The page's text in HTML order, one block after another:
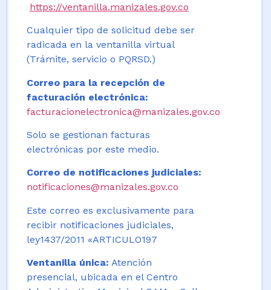
https://ventanilla.manizales.gov.co
Cualquier tipo de solicitud debe ser
radicada en la ventanilla virtual
(Trámite, servicio o PQRSD.)
Correo para la recepción de
facturación electrónica:
facturacionelectronica@manizales.gov.co
Solo se gestionan facturas
electrónicas por este medio.
Correo de notificaciones judiciales:
notificaciones@manizales.gov.co
Este correo es exclusivamente para
recibir notificaciones judiciales,
ley1437/2011 «ARTICULO197
Ventanilla única: Atención
presencial, ubicada en el Centro